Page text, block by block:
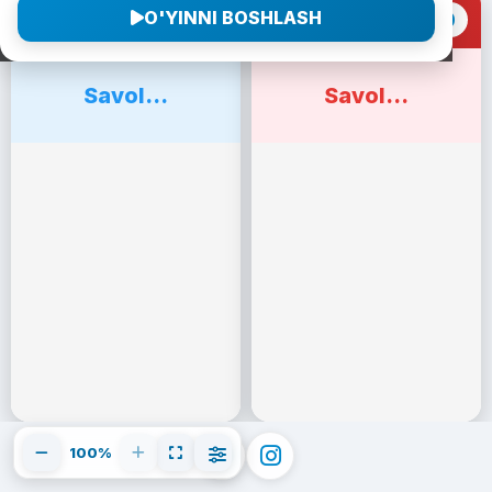
O'YINNI BOSHLASH
0
Savol...
2-Jamoa 0
Savol...
100%